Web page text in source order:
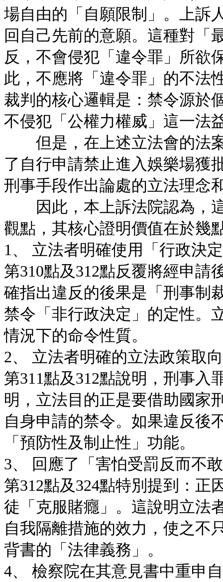
場自由的「自願限制」。上訴
回自己先前的意願。這種對「
反，不會侵犯「違令罪」所欲
此，不應將「違令罪」的不法
裁判的核心邏輯是：禁令源於
不侵犯「公權力權威」這一法
但是，在上述立法會的法案
了自行申請禁止進入娛樂場獲
刑事手段作出論處的立法理念
因此，本上訴法院認為，這
觀點，其核心證明價值在於幾
1、 立法者明確使用「行政決
第310點及312點反覆將經申請
確指出違反的後果是「刑事制
禁令「非行政決定」的定性。
情況下的命令性質。
2、 立法者明確的立法政策取
第311點及312點說明，刑事入
明，立法目的正是要借助國家
自身申請的禁令。如果違反後
「預防性及制止性」功能。
3、 回應了「害怕受罰反而不
第312點及324點特別提到：正
徒「克服賭癮」。這說明立法
自我隔離措施的效力，使之不
背書的「法律義務」。
4、 檢察院在其意見書中重申